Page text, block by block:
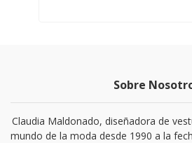
Sobre
Claudia Maldonado, diseñadora de
mundo de la moda desde 1990 a la